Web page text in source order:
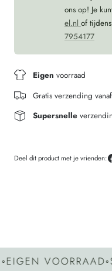
ons op! Je
el.nl of
7954177
Eigen voorraad
Gratis verzending vanaf
Supersnelle
Deel dit product met je vrienden:
VOORRAAD◦